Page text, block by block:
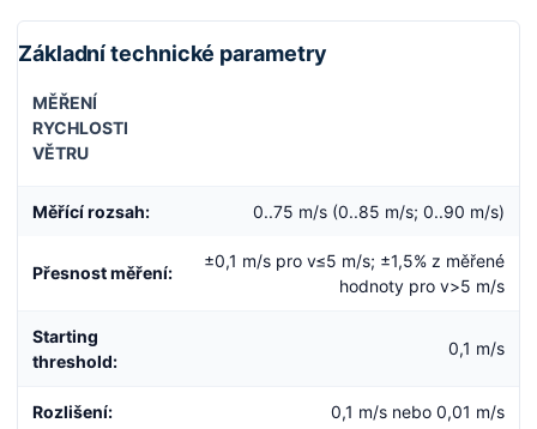
Základní technické parametry
MĚŘENÍ
RYCHLOSTI
VĚTRU
Měřící rozsah: 0..75 m/s (0..85 m/s; 0..90 m/s)
Přesnost měření:
±0,1 m/s pro v≤5 m/s; ±1,5% z měřené
hodnoty pro v>5 m/s
Starting
threshold:
0,1 m/s
Rozlišení: 0,1 m/s nebo 0,01 m/s